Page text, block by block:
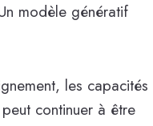
modèle génératif
les capacités
continuer à être